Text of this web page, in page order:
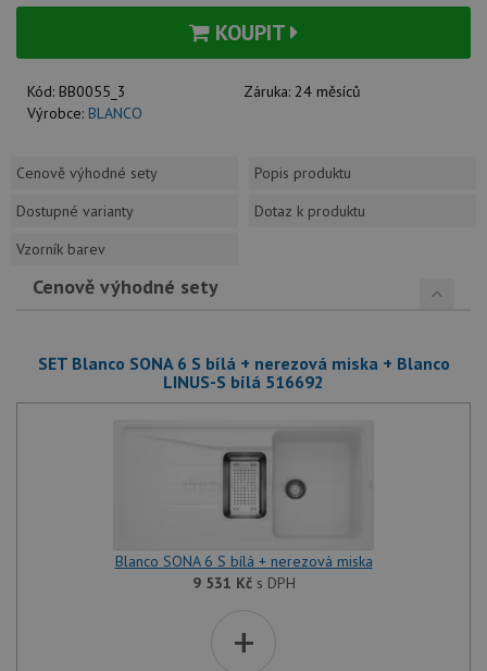
KOUPIT
Kód: BB0055_3 Záruka: 24 měsíců
Výrobce: BLANCO
Cenově výhodné sety
Popis produktu
Dostupné varianty
Dotaz k produktu
Vzorník barev
Cenově výhodné sety
SET Blanco SONA 6 S bílá + nerezová miska + Blanco
LINUS-S bílá 516692
Blanco SONA 6 S bílá + nerezová miska
9 531 Kčs DPH
+